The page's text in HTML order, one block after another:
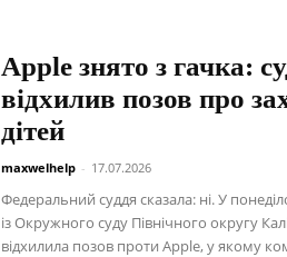
Apple знято з гачка:
відхилив позов про
дітей
maxwelhelp - 17.07.2026
Федеральний суддя сказала: ні. У
із Окружного суду Північного округу
відхилила позов проти Apple, у якому